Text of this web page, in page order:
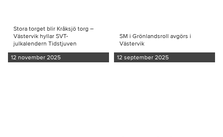
Stora torget blir Kråksjö torg –
Västervik hyllar SVT-
julkalendern Tidstjuven
12 november 2025
SM i Grönlandsroll avgörs i
Västervik
12 september 2025